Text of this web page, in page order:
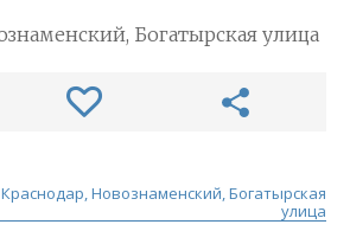
Богатырская улица
Краснодар, Новознаменский, Богатырская
улица